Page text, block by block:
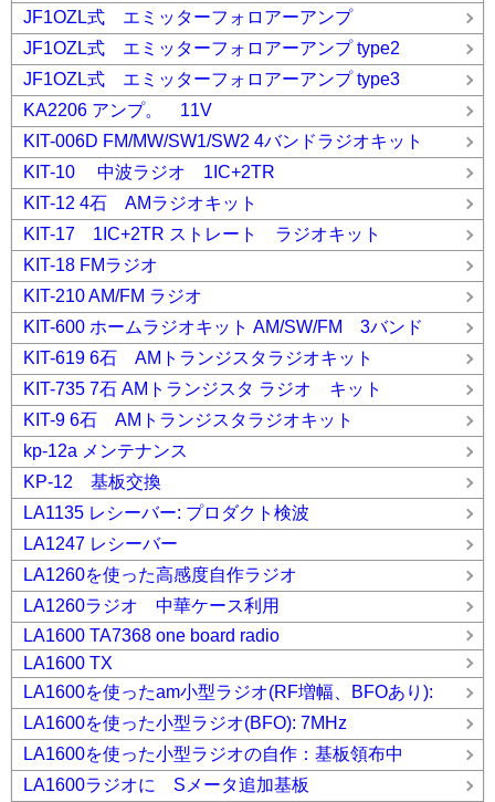
JF1OZL式 エミッターフォロアーアンプ
JF1OZL式 エミッターフォロアーアンプ type2
JF1OZL式 エミッターフォロアーアンプ type3
KA2206 アンプ。 11V
KIT-006D FM/MW/SW1/SW2 4バンドラジオキット
KIT-10 中波ラジオ 1IC+2TR
KIT-12 4石 AMラジオキット
KIT-17 1IC+2TR ストレート ラジオキット
KIT-18 FMラジオ
KIT-210 AM/FM ラジオ
KIT-600 ホームラジオキット AM/SW/FM 3バンド
KIT-619 6石 AMトランジスタラジオキット
KIT-735 7石 AMトランジスタ ラジオ キット
KIT-9 6石 AMトランジスタラジオキット
kp-12a メンテナンス
KP-12 基板交換
LA1135 レシーバー: プロダクト検波
LA1247 レシーバー
LA1260を使った高感度自作ラジオ
LA1260ラジオ 中華ケース利用
LA1600 TA7368 one board radio
LA1600 TX
LA1600を使ったam小型ラジオ(RF増幅、BFOあり):
LA1600を使った小型ラジオ(BFO): 7MHz
LA1600を使った小型ラジオの自作：基板領布中
LA1600ラジオに Sメータ追加基板